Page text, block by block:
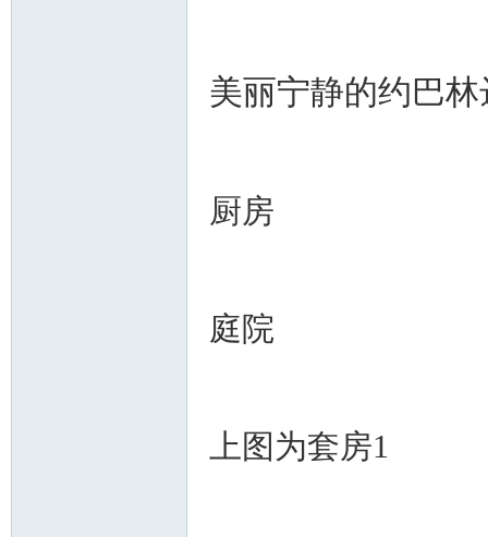
美丽宁静的约巴林
厨房
庭院
上图为套房1